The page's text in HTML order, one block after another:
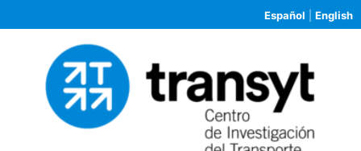
Español English